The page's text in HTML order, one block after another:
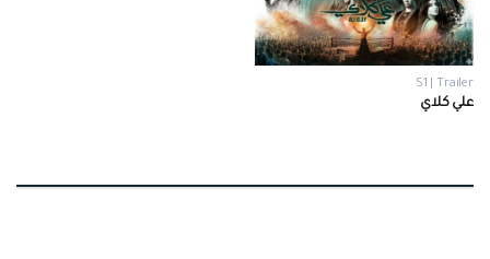
S1 | Trailer
علي كلاي